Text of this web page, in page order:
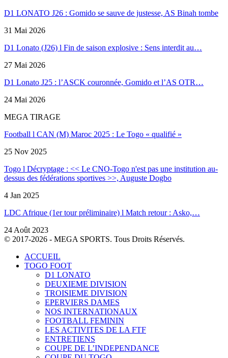
D1 LONATO J26 : Gomido se sauve de justesse, AS Binah tombe
31 Mai 2026
D1 Lonato (J26) l Fin de saison explosive : Sens interdit au…
27 Mai 2026
D1 Lonato J25 : l’ASCK couronnée, Gomido et l’AS OTR…
24 Mai 2026
MEGA TIRAGE
Football l CAN (M) Maroc 2025 : Le Togo « qualifié »
25 Nov 2025
Togo l Décryptage : << Le CNO-Togo n'est pas une institution au-
dessus des fédérations sportives >>, Auguste Dogbo
4 Jan 2025
LDC Afrique (1er tour préliminaire) l Match retour : Asko,…
24 Août 2023
© 2017-2026 - MEGA SPORTS. Tous Droits Réservés.
ACCUEIL
TOGO FOOT
D1 LONATO
DEUXIEME DIVISION
TROISIEME DIVISION
EPERVIERS DAMES
NOS INTERNATIONAUX
FOOTBALL FEMININ
LES ACTIVITES DE LA FTF
ENTRETIENS
COUPE DE L’INDEPENDANCE